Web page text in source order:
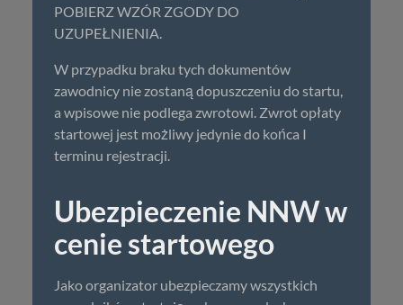
POBIERZ WZÓR ZGODY DO
UZUPEŁNIENIA.
W przypadku braku tych dokumentów
zawodnicy nie zostaną dopuszczeniu do startu,
a wpisowe nie podlega zwrotowi. Zwrot opłaty
startowej jest możliwy jedynie do końca I
terminu rejestracji.
Ubezpieczenie NNW w
cenie startowego
Jako organizator ubezpieczamy wszystkich